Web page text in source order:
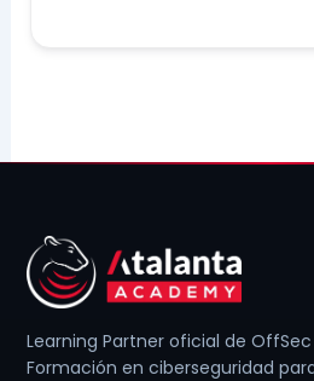
Learning Partner oficial de OffSec
Formación en ciberseguridad